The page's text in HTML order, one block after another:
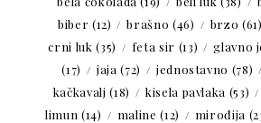
biber (12) brašno (46) brzo (61)
crni luk (35) feta sir (13) glavno
(17)
jaja (72) jednostavno (78)
kačkavalj (18) kisela pavlaka (53)
limun (14) maline (12) mirođija